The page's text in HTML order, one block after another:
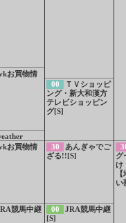
お買物情
お買物情
競馬中継
00
ＴＶショッピ
ング・新大和漢方
テレビショッピン
グ[S]
30
あんぎゃでご
ざる!![S]
00
JRA競馬中継
[S]
グ
け
い